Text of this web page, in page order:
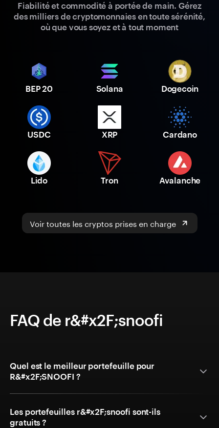
Fiabilité et commodité à portée de main. Gérez
des milliers de cryptomonnaies en toute sérénité,
où que vous soyez et à tout moment
BEP 20 Solana Dogecoin
USDC XRP Cardano
Lido Tron Avalanche
Voir toutes les cryptos prises en charge
FAQ de r&#x2F;snoofi
Quel est le meilleur portefeuille pour
R&#x2F;SNOOFI ?
Les portefeuilles r&#x2F;snoofi sont-ils
gratuits ?